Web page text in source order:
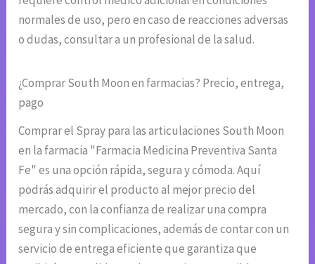
normales de uso, pero en caso de reacciones adversas
o dudas, consultar a un profesional de la salud.
¿Comprar South Moon en farmacias? Precio, entrega,
pago
Comprar el Spray para las articulaciones South Moon
en la farmacia "Farmacia Medicina Preventiva Santa
Fe" es una opción rápida, segura y cómoda. Aquí
podrás adquirir el producto al mejor precio del
mercado, con la confianza de realizar una compra
segura y sin complicaciones, además de contar con un
servicio de entrega eficiente que garantiza que